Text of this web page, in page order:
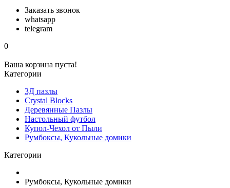
Заказать звонок
whatsapp
telegram
0
Ваша корзина пуста!
Категории
3Д пазлы
Crystal Blocks
Деревянные Пазлы
Настольный футбол
Купол-Чехол от Пыли
Румбоксы, Кукольные домики
Категории
Румбоксы, Кукольные домики